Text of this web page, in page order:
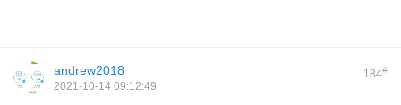
184#
andrew2018
2021-10-14 09:12:49